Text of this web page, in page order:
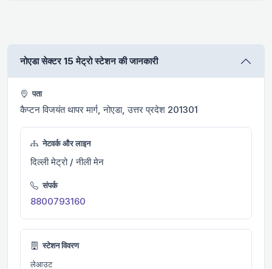
नोएडा सेक्टर 15 मेट्रो स्टेशन की जानकारी
पता
कैप्टन विजयंत थापर मार्ग, नोएडा, उत्तर प्रदेश 201301
नेटवर्क और लाइन
दिल्ली मेट्रो / नीली मेन
संपर्क
8800793160
स्टेशन विवरण
लेआउट